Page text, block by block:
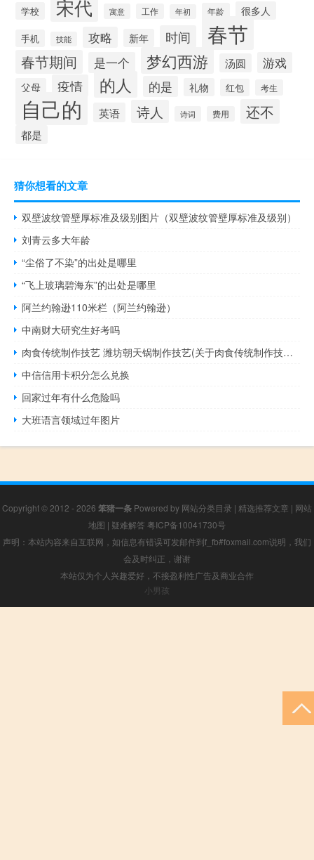
学校 宋代 寓意 工作 年初 年龄 很多人
手机 技能 攻略 新年 时间 春节
春节期间 是一个 梦幻西游 汤圆 游戏
父母 疫情 的人 的是 礼物 红包 考生
自己的 英语 诗人 诗词 费用 还不
都是
猜你想看的文章
双壁波纹管壁厚标准及级别图片（双壁波纹管壁厚标准及级别）
刘青云多大年龄
“尘俗了不染”的出处是哪里
“飞上玻璃碧海东”的出处是哪里
阿兰约翰逊110米栏（阿兰约翰逊）
中南财大研究生好考吗
肉食传统制作技艺 潍坊朝天锅制作技艺(关于肉食传统制作技艺 潍坊朝天锅制作技艺简述)
中信信用卡积分怎么兑换
回家过年有什么危险吗
大班语言领域过年图片
Copyright © 2012 - 2026 笨猪一条 Powered by 网站分类目录 | 精选推荐文章 | 网站
地图 | 疑难解答 粤ICP备10041730号
声明：本站内容来自互联网，如信息有错误可发邮件到f_fb#foxmail.com说明，我们
会及时纠正，谢谢
本站仅为个人兴趣爱好，不接盈利性广告及商业合作
小男孩